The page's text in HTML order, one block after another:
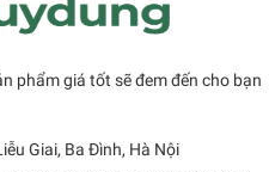
phẩm giá tốt sẽ đem đến cho bạn
Giai, Ba Đình, Hà Nội